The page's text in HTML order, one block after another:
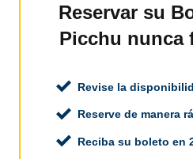
Reservar su
Picchu nunca
Revise la
Reserve de manera
Reciba su boleto en